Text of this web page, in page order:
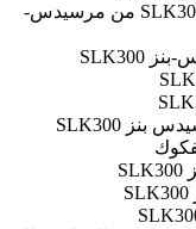
مجموعة غطاء مفصل عمود القيادة SLK300 من مرسيدس-